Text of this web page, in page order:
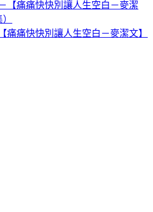
痛痛快快別讓人生空白－麥潔文】